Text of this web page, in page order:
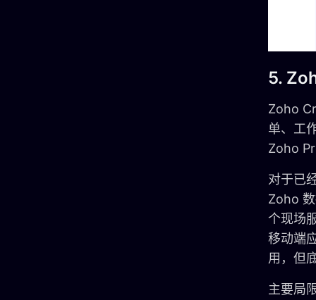
5.
Zoho
单、工
Zoho
对于已
Zoho
个现场
移动端
用，但
主要局